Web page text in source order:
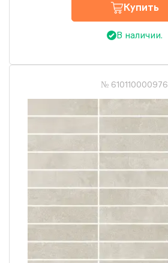
Купить
В наличии.
№ 610110000976